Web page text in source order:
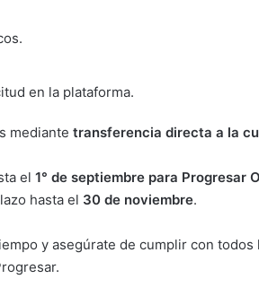
en la plataforma.
mediante transferencia directa a la
el 1° de septiembre para Progresar
hasta el 30 de noviembre.
y asegúrate de cumplir con